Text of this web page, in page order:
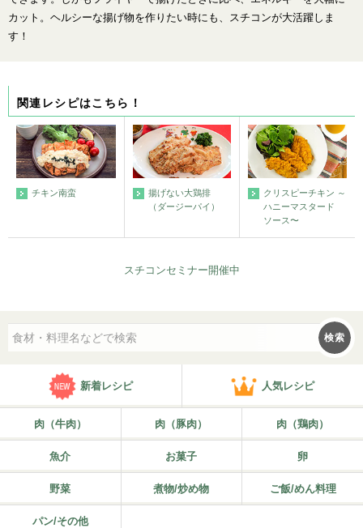
カット。ヘルシーな揚げ物を作りたい時にも、スチコンが大活躍しま
す！
関連レシピはこちら！
チキン南蛮
揚げない大鶏排
（ダージーパイ）
クリスピーチキン ～
ハニーマスタード
ソース〜
スチコンセミナー開催中
検索
新着レシピ 人気レシピ
肉（牛肉） 肉（豚肉） 肉（鶏肉）
魚介 お菓子 卵
野菜 煮物/炒め物 ご飯/めん料理
パン/その他